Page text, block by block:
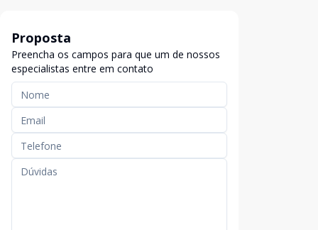
Proposta
Preencha os campos para que um de nossos
especialistas entre em contato